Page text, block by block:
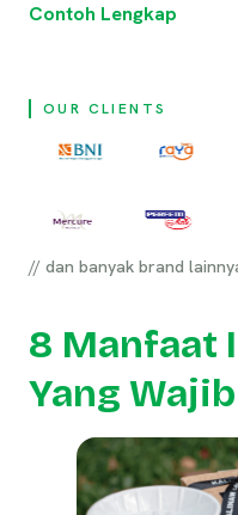
Contoh Lengkap
OUR CLIENTS
// dan banyak brand
8 Manfaat
Yang